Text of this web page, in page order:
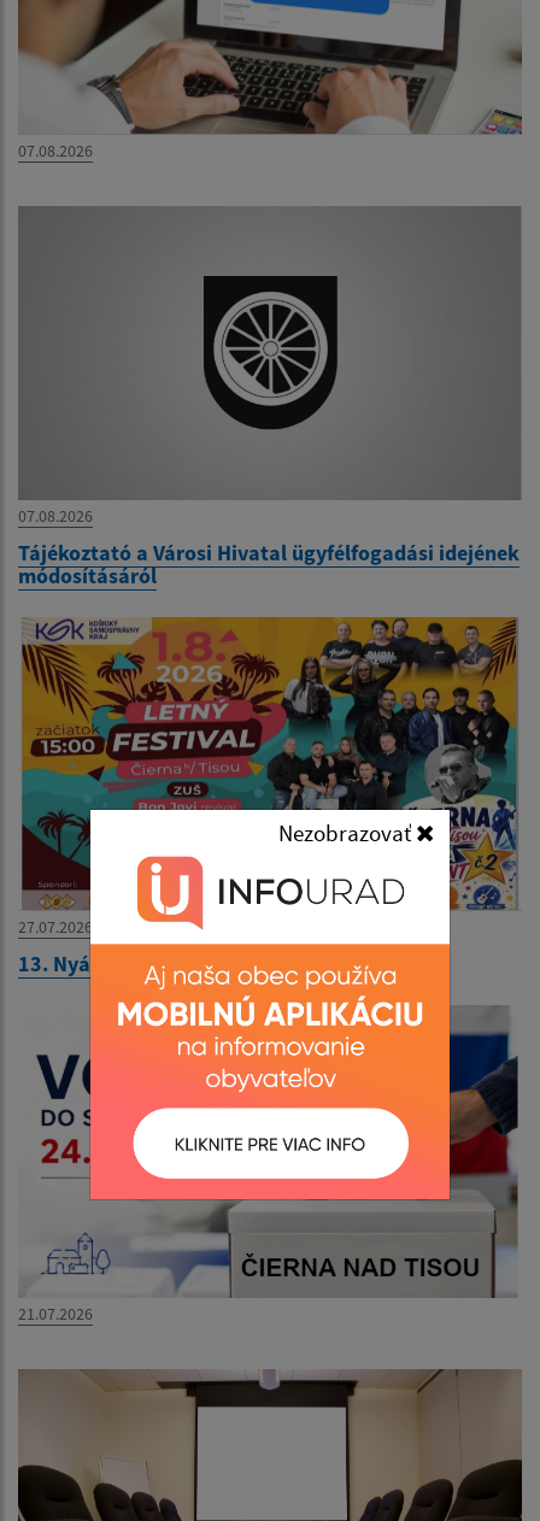
07.08.2026
07.08.2026
Tájékoztató a Városi Hivatal ügyfélfogadási idejének
módosításáról
27.07.2026
13. Nyári Fesztivál
21.07.2026
Nezobrazovať